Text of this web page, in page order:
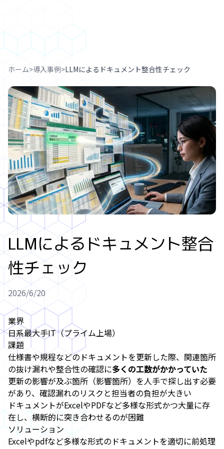
ホーム>導入事例>LLMによるドキュメント整合性チェック
LLMによるドキュメント整合
性チェック
2026/6/20
業界
日系最大手IT（プライム上場）
課題
仕様書や規程などのドキュメントを更新した際、関連箇所
の抜け漏れや整合性の確認に多くの工数がかかっていた
更新の影響が及ぶ箇所（影響箇所）を人手で探し出す必要
があり、確認漏れのリスクと担当者の負担が大きい
ドキュメントがExcelやPDFなど多様な形式かつ大量に存
在し、横断的に突き合わせるのが困難
ソリューション
Excelやpdfなど多様な形式のドキュメントを適切に前処理